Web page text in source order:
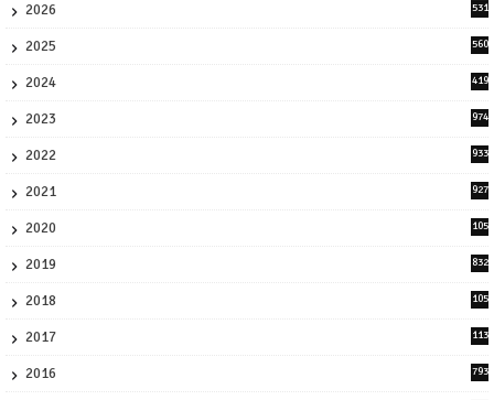
2026
531
2025
560
2024
419
2023
974
2022
933
2021
927
2020
105
2019
832
2018
105
2017
113
2016
793